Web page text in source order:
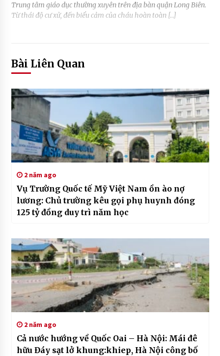
Trung tâm giáo dục thường xuyên trên địa bàn quận Long Biên.
Từ thái độ cư xử, đến biểu cảm của cháu hoàn toàn […]
Bài Liên Quan
2 năm ago
Vụ Trường Quốc tế Mỹ Việt Nam ồn ào nợ
lương: Chủ trường kêu gọi phụ huynh đóng
125 tỷ đồng duy trì năm học
2 năm ago
Cả nước hướng về Quốc Oai – Hà Nội: Mái đê
hữu Đáy sạt lở khung:khiep, Hà Nội công bố